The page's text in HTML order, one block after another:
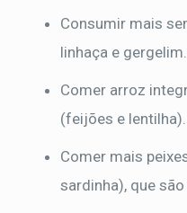
Consumir mais
linhaça e gergelim.
Comer arroz
(feijões e lentilha).
Comer mais
sardinha), que